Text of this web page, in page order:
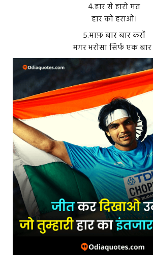
4.हार से हारो मत
हार को हराओ।
५.माफ़ बार बार करों
मगर भरोसा सिर्फ एक